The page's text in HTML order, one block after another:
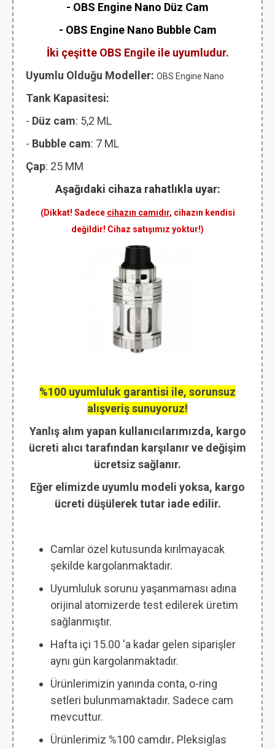
- OBS Engine Nano Düz Cam
- OBS Engine Nano Bubble Cam
İki çeşitte OBS Engile ile uyumludur.
Uyumlu Olduğu Modeller: OBS Engine Nano
Tank Kapasitesi:
- Düz cam: 5,2 ML
- Bubble cam: 7 ML
Çap: 25 MM
Aşağıdaki cihaza rahatlıkla uyar:
(Dikkat! Sadece cihazın camıdır, cihazın kendisi
değildir! Cihaz satışımız yoktur!)
%100 uyumluluk garantisi ile, sorunsuz
alışveriş sunuyoruz!
Yanlış alım yapan kullanıcılarımızda, kargo
ücreti alıcı tarafından karşılanır ve değişim
ücretsiz sağlanır.
Eğer elimizde uyumlu modeli yoksa, kargo
ücreti düşülerek tutar iade edilir.
Camlar özel kutusunda kırılmayacak
şekilde kargolanmaktadır.
Uyumluluk sorunu yaşanmaması adına
orijinal atomizerde test edilerek üretim
sağlanmıştır.
Hafta içi 15.00 'a kadar gelen siparişler
aynı gün kargolanmaktadır.
Ürünlerimizin yanında conta, o-ring
setleri bulunmamaktadır. Sadece cam
mevcuttur.
Ürünlerimiz %100 camdır. Pleksiglas